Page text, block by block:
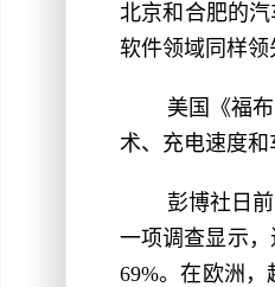
北京和合肥的
软件领域同样领
美国《福
术、充电速度
彭博社日
一项调查显示
69%。在欧洲